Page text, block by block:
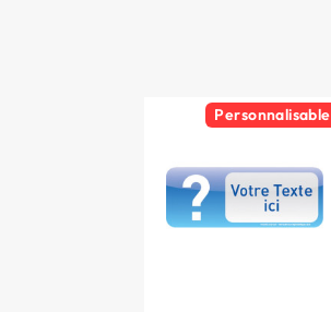
Personnalisable